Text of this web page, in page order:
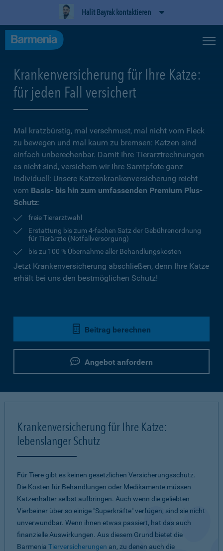
Halit Bayrak kontaktieren
Krankenversicherung für Ihre Katze:
für jeden Fall versichert
Mal kratzbürstig, mal verschmust, mal nicht vom Fleck
zu bewegen und mal kaum zu bremsen: Katzen sind
einfach unberechenbar. Damit Ihre Tierarztrechnungen
es nicht sind, versichern wir Ihre Samtpfote ganz
individuell: Unsere Katzenkrankenversicherung reicht
vom Basis- bis hin zum umfassenden Premium Plus-
Schutz:
freie Tierarztwahl
Erstattung bis zum 4-fachen Satz der Gebührenordnung
für Tierärzte (Notfallversorgung)
bis zu 100 % Übernahme aller Behandlungskosten
Jetzt Krankenversicherung abschließen, denn Ihre Katze
erhält bei uns den bestmöglichen Schutz!
Beitrag berechnen
Angebot anfordern
Krankenversicherung für Ihre Katze:
lebenslanger Schutz
Für Tiere gibt es keinen gesetzlichen Versicherungsschutz.
Die Kosten für Behandlungen oder Medikamente müssen
Katzenhalter selbst aufbringen. Auch wenn die geliebten
Vierbeiner über so einige "Superkräfte" verfügen, sind sie nicht
unverwundbar. Wenn ihnen etwas passiert, hat das auch
finanzielle Auswirkungen. Aus diesem Grund bietet die
Barmenia Tierversicherungen an, zu denen auch die